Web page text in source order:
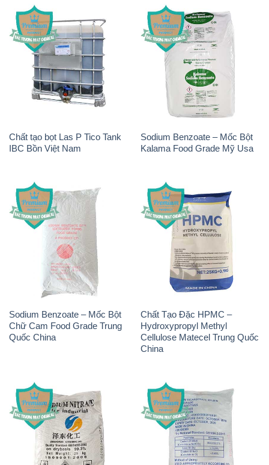
Chất tạo bọt Las P Tico Tank
IBC Bồn Việt Nam
Sodium Benzoate – Mốc Bột
Kalama Food Grade Mỹ Usa
Sodium Benzoate – Mốc Bột
Chữ Cam Food Grade Trung
Quốc China
Chất Tạo Đặc HPMC –
Hydroxypropyl Methyl
Cellulose Matecel Trung Quốc
China